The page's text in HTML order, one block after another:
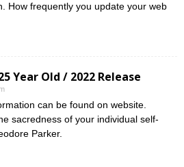
How frequently you update your web
Year Old / 2022 Release
can be found on website.
sacredness of your individual self-
Parker.